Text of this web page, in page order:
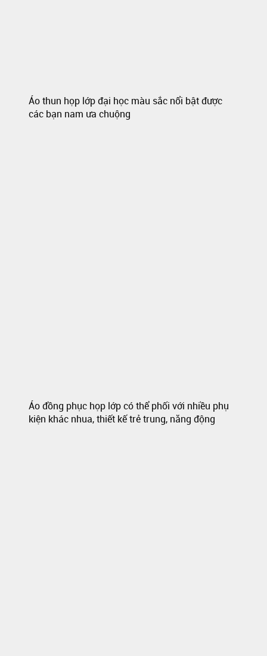
Áo thun họp lớp đại học màu sắc nổi bật được
các bạn nam ưa chuộng
Áo đồng phục họp lớp có thể phối với nhiều phụ
kiện khác nhua, thiết kế trẻ trung, năng động